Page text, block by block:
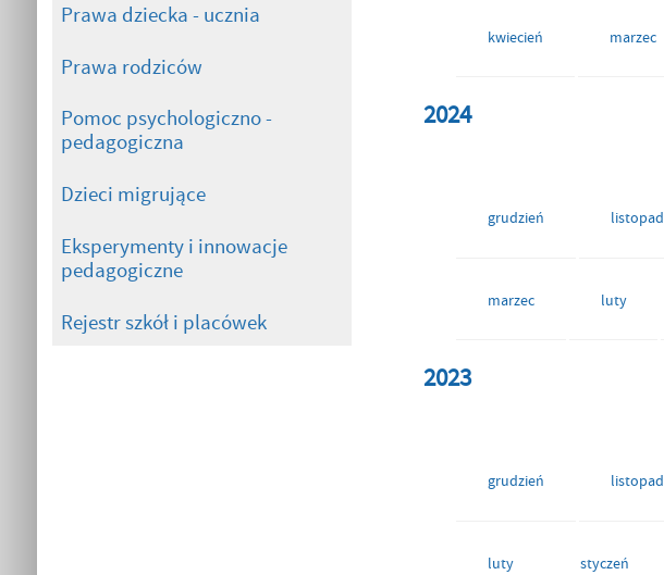
Prawa dziecka - ucznia
Prawa rodziców
Pomoc psychologiczno -
pedagogiczna
Dzieci migrujące
Eksperymenty i innowacje
pedagogiczne
Rejestr szkół i placówek
kwiecień marzec
2024
grudzień listopad
marzec luty
2023
grudzień listopad
luty styczeń